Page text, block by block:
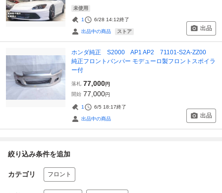
未使用
1 6/28 14:12終了
出品中の商品 ストア 出品
ホンダ純正 S2000 AP1 AP2 71101-S2A-ZZ00
純正フロントバンパー モデューロ製フロントスポイラ
ー付
落札 77,000円
開始 77,000円
1 6/5 18:17終了
出品中の商品 出品
絞り込み条件を追加
カテゴリ フロント